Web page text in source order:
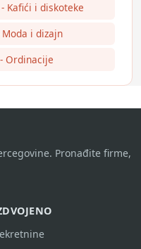
Kafići i diskoteke
i dizajn
Ordinacije
Pronađite firme,